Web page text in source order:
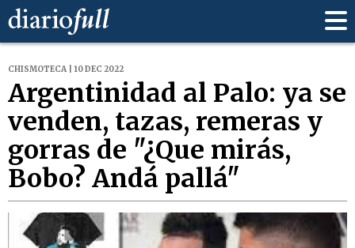
CHISMOTECA | 10 DEC 2022
Argentinidad al Palo: ya se
venden, tazas, remeras y
gorras de "¿Que mirás,
Bobo? Andá pallá"